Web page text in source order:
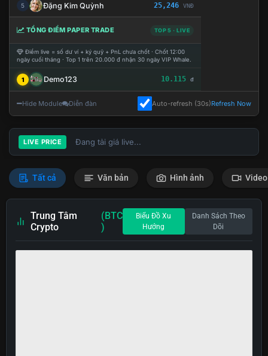
5 Đặng Kim Quỳnh 25,246 VNĐ
TỔNG ĐIỂM PAPER TRADE TOP 5 · LIVE
Điểm live = số dư ví + ký quỹ + PnL chưa chốt · Chốt 12:00
ngày cuối tháng · Top 1 trên 20.000 đ nhận 30 ngày VIP Whale.
1 Demo123 10.115 đ
Hide Module Diễn đàn Auto-refresh (30s)Refresh Now
LIVE PRICE Đang tải giá live...
Tất cả Văn bản Hình ảnh Video
Trung Tâm
Crypto
(BTC
)
Biểu Đồ Xu
Hướng
Danh Sách Theo
Dõi